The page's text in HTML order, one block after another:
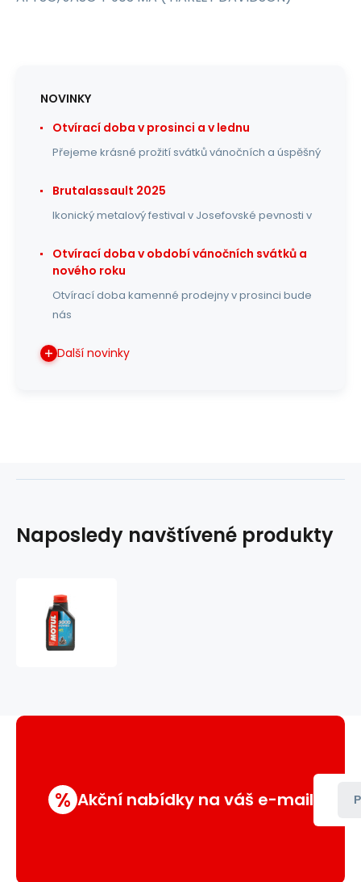
NOVINKY
Otvírací doba v prosinci a v lednu
Přejeme krásné prožití svátků vánočních a úspěšný
Brutalassault 2025
Ikonický metalový festival v Josefovské pevnosti v
Otvírací doba v období vánočních svátků a
nového roku
Otvírací doba kamenné prodejny v prosinci bude
nás
Další novinky
Naposledy navštívené produkty
(20W50)
% Akční nabídky na váš e-mail